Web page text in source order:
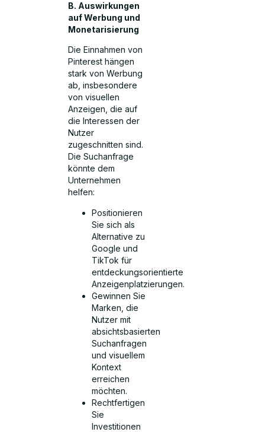
B. Auswirkungen
auf Werbung und
Monetarisierung
Die Einnahmen von
Pinterest hängen
stark von Werbung
ab, insbesondere
von visuellen
Anzeigen, die auf
die Interessen der
Nutzer
zugeschnitten sind.
Die Suchanfrage
könnte dem
Unternehmen
helfen:
Positionieren
Sie sich als
Alternative zu
Google und
TikTok für
entdeckungsorientierte
Anzeigenplatzierungen.
Gewinnen Sie
Marken, die
Nutzer mit
absichtsbasierten
Suchanfragen
und visuellem
Kontext
erreichen
möchten.
Rechtfertigen
Sie
Investitionen